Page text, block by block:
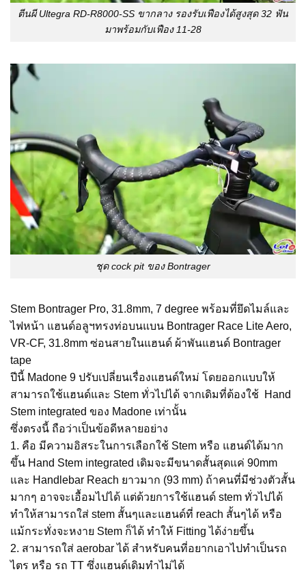
ตีนผี Ultegra RD-R8000-SS ขากลาง รองรับเฟืองได้สูงสุด 32 ฟัน
มาพร้อมกับเฟือง 11-28
ชุด cock pit ของ Bontrager
Stem Bontrager Pro, 31.8mm, 7 degree พร้อมที่ยึดไมล์และ
ไฟหน้า แฮนด์อลูฯทรงท่อบนแบน Bontrager Race Lite Aero,
VR-CF, 31.8mm ซ่อนสายในแฮนด์ ผ้าพันแฮนด์ Bontrager
tape
ปีนี้ Madone 9 ปรับเปลี่ยนเรื่องแฮนด์ใหม่ โดยออกแบบให้
สามารถใช้แฮนด์และ Stem ทั่วไปได้ จากเดิมที่ต้องใช้ Hand
Stem integrated ของ Madone เท่านั้น
ซึ่งตรงนี้ ถือว่าเป็นข้อดีหลายอย่าง
1. คือ มีความอิสระในการเลือกใช้ Stem หรือ แฮนด์ได้มาก
ขึ้น Hand Stem integrated เดิมจะมีขนาดสั้นสุดแค่ 90mm
และ Handlebar Reach ยาวมาก (93 mm) ถ้าคนที่มีช่วงตัวสั้น
มากๆ อาจจะเอื้อมไปได้ แต่ด้วยการใช้แฮนด์ stem ทั่วไปได้
ทำให้สามารถใส่ stem สั้นๆและแฮนด์ที่ reach สั้นๆได้ หรือ
แม้กระทั่งจะหงาย Stem ก็ได้ ทำให้ Fitting ได้ง่ายขึ้น
2. สามารถใส่ aerobar ได้ สำหรับคนที่อยากเอาไปทำเป็นรถ
ไตร หรือ รถ TT ซึ่งแฮนด์เดิมทำไม่ได้